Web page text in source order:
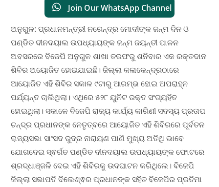
Join Our WhatsApp Channel
ଅନୁଗୁଳ: ପ୍ରଧାନମନ୍ତ୍ରୀ ନରେନ୍ଦ୍ର ମୋଦୀଙ୍କ ଜନ୍ମ ଦିନ ଓ
ପଣ୍ଡିତ ଦୀନଦୟାଲ ଉପଧ୍ୟାୟଙ୍କ ଜନ୍ମ ଜୟନ୍ତୀ ପାଳନ
ଅବସରରେ ବିଜେପି ଅନୁଗୁଳ ଶାଖା ତରଫରୁ ଶନିବାର ଏକ ରକ୍ତଦାନ
ଶିବିର ଅୟୋଜିତ ହୋଇଯାଇଛି। ଜିଲ୍ଲା କଳାକେନ୍ଦ୍ରଠାରେ
ଆୟୋଜିତ ଏହି ଶିବିର ସକାଳ ୯ଟାରୁ ଆରମ୍ଭ ହୋଇ ଅପରାହ୍ନ
ପର୍ଯ୍ୟନ୍ତ ଚାଲିଥିଲା। ଏଥିରେ ୫୨୮ ୟୁନିଟ ରକ୍ତ ସଂଗ୍ୟହିତ
ହୋଇଥିଲା। ସକାଳେ ବିଜେପି ରାଜ୍ୟ କାର୍ଯ୍ୟ କାରିଣୀ ସଦସ୍ୟ ପ୍ରତାପ
ଚନ୍ଦ୍ର ପ୍ରଧାନଙ୍କ ନେତୃତ୍ବରେ ଆୟୋଜିତ ଏହି ଶିବିରରେ ପୂର୍ବତନ
ରାଜ୍ୟସଭା ସାଂସଦ ରୁଦ୍ର ନାରାୟଣ ପାଣି ମୁଖ୍ୟ ଅତିଥି ଭାବେ
ଯୋଗଦେଇ ସ୍ଵର୍ଗତ ପଣ୍ଡିତ ଦୀନଦୟାଲ ଉପଧ୍ୟାୟଙ୍କ ଫୋଟରେ
ଶ୍ରଦ୍ଧାଞ୍ଜଳି ଦେଇ ଏହି ଶିବିରକୁ ଉଦଘାଟନ କରିଥିଲେ। ବିଜେପି
ଜିଲ୍ଲା ସଭାପତି ଦିଲେଶ୍ଵର ପ୍ରଧାନଙ୍କ ସହିତ ବିଜେପିର ପ୍ରତିମା